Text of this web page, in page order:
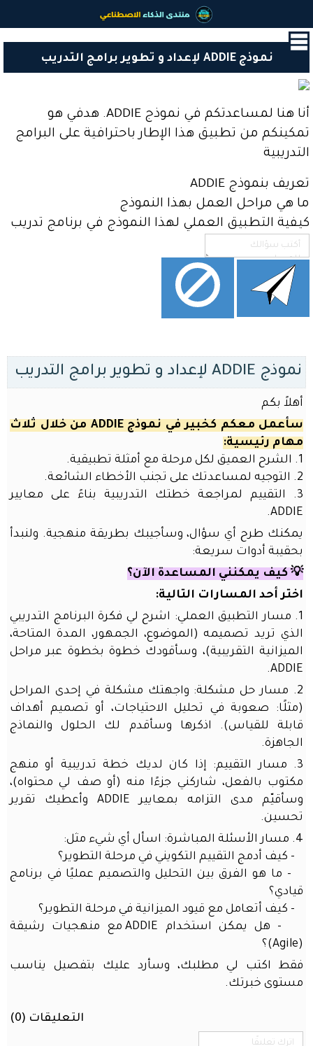
الرئيسية
آخر
الأخبار
المستجدات
جيش
المساعدين
اﻷذكياء
مشاريع
أعضاء
المنتدى
أدوات
الذكاء
الاصطناعي
للمدربين
الذكاء
الاصطناعي
لريادة
الأعمال
أدوات
الذكاء
الاصطناعي
للمدرسين
الطلاب
التعلم
الذاتي
الدورات
خدمات
الموقع
حقيبة
المعلم
الذكية
اتصل
بنا
مهرجان
العودة
إلى
المدارس
برفقة
الذكاء
الاصطناعي
الاصطناعي
للجميع:
امتلك
نسختك
الخاصة
في
أو
المنزل
الذكاء
نموذج ADDIE لإعداد و تطوير برامج التدريب
أنا هنا لمساعدتكم في نموذج ADDIE. هدفي هو
تمكينكم من تطبيق هذا الإطار باحترافية على البرامج
التدريبية
تعريف بنموذج ADDIE
ما هي مراحل العمل بهذا النموذج
كيفية التطبيق العملي لهذا النموذج في برنامج تدريب
نموذج ADDIE لإعداد و تطوير برامج التدريب
أهلاً بكم
سأعمل معكم كخبير في نموذج ADDIE من خلال ثلاث
مهام رئيسية:
1. الشرح العميق لكل مرحلة مع أمثلة تطبيقية.
2. التوجيه لمساعدتك على تجنب الأخطاء الشائعة.
3. التقييم لمراجعة خطتك التدريبية بناءً على معايير
ADDIE.
يمكنك طرح أي سؤال، وسأجيبك بطريقة منهجية. ولنبدأ
بحقيبة أدوات سريعة:
💡 كيف يمكنني المساعدة الآن؟
اختر أحد المسارات التالية:
1. مسار التطبيق العملي: اشرح لي فكرة البرنامج التدريبي
الذي تريد تصميمه (الموضوع، الجمهور، المدة المتاحة،
الميزانية التقريبية)، وسأقودك خطوة بخطوة عبر مراحل
ADDIE.
2. مسار حل مشكلة: واجهتك مشكلة في إحدى المراحل
(مثلًا: صعوبة في تحليل الاحتياجات، أو تصميم أهداف
قابلة للقياس). اذكرها وسأقدم لك الحلول والنماذج
الجاهزة.
3. مسار التقييم: إذا كان لديك خطة تدريبية أو منهج
مكتوب بالفعل، شاركني جزءًا منه (أو صف لي محتواه)،
وسأقيّم مدى التزامه بمعايير ADDIE وأعطيك تقرير
تحسين.
4. مسار الأسئلة المباشرة: اسأل أي شيء مثل:
- كيف أدمج التقييم التكويني في مرحلة التطوير؟
- ما هو الفرق بين التحليل والتصميم عمليًا في برنامج
قيادي؟
- كيف أتعامل مع قيود الميزانية في مرحلة التطوير؟
- هل يمكن استخدام ADDIE مع منهجيات رشيقة
(Agile)؟
فقط اكتب لي مطلبك، وسأرد عليك بتفصيل يناسب
مستوى خبرتك.
التعليقات (0
)